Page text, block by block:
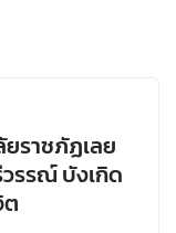
ราชภัฏเลย
รรณ์ บังเกิด
ต